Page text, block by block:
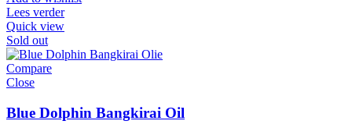
Lees verder
Quick view
Sold out
Compare
Close
Blue Dolphin Bangkirai Oil